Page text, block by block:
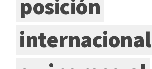
posición
internacional